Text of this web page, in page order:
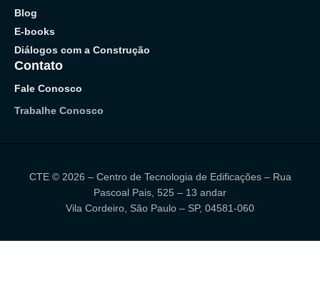
Blog
E-books
Diálogos com a Construção
Contato
Fale Conosco
Trabalhe Conosco
CTE © 2026 – Centro de Tecnologia de Edificações – Rua
Pascoal Pais, 525 – 13 andar
Vila Cordeiro, São Paulo – SP, 04581-060